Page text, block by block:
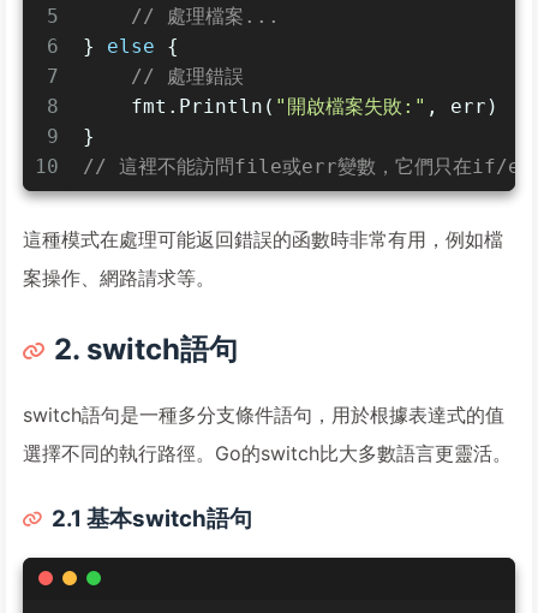
5
6
7
8
9
10
// 處理檔案...
} else {
// 處理錯誤
    fmt.Println(
"開啟檔案失敗:" , err)
}
// 這裡不能訪問file或err變數，它們只在if/
這種模式在處理可能返回錯誤的函數時非常有用，例如檔
案操作、網路請求等。
2. switch語句
switch語句是一種多分支條件語句，用於根據表達式的值
選擇不同的執行路徑。Go的switch比大多數語言更靈活。
2.1 基本switch語句